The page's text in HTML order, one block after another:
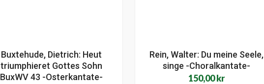
Buxtehude, Dietrich: Heut
triumphieret Gottes Sohn
BuxWV 43 -Osterkantate-
Rein, Walter: Du meine Seele,
singe -Choralkantate-
150,00kr